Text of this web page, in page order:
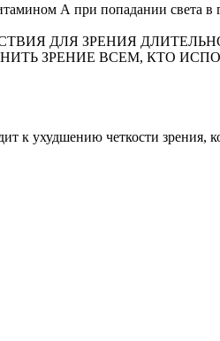
А при попадании света в
ДЛЯ ЗРЕНИЯ
ЗРЕНИЕ ВСЕМ, КТО
к ухудшению четкости